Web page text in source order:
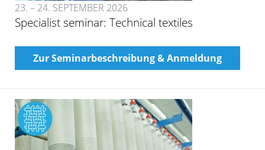
23. – 24. SEPTEMBER 2026
Specialist seminar: Technical textiles
Zur Seminarbeschreibung & Anmeldung